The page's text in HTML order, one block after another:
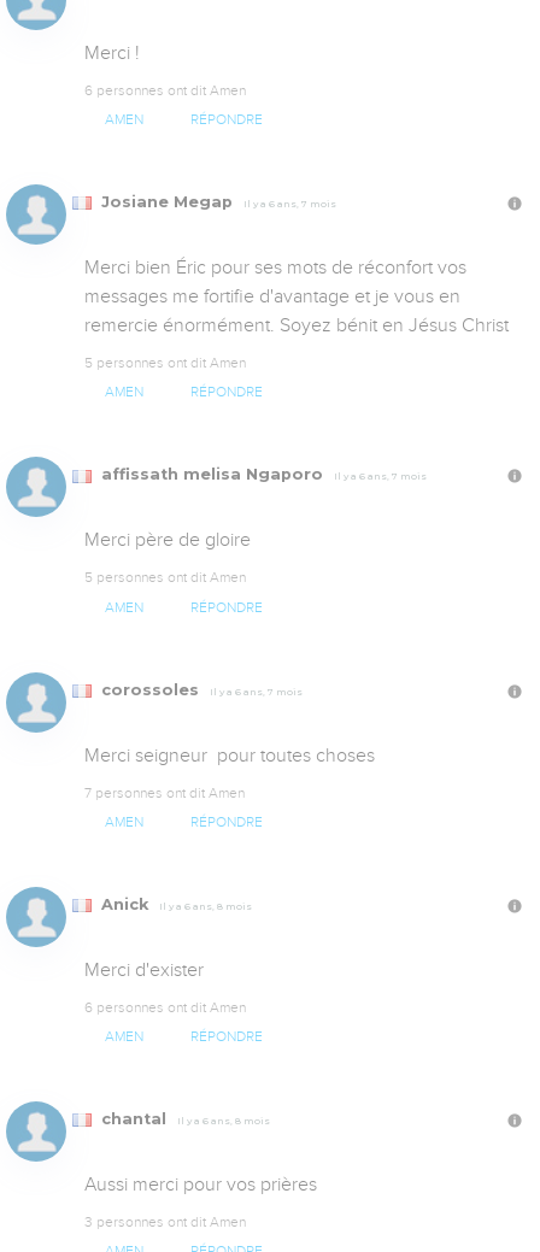
Merci !
6 personnes ont dit Amen
AMEN RÉPONDRE
Josiane Megap Il y a 6 ans, 7 mois
Merci bien Éric pour ses mots de réconfort vos
messages me fortifie d'avantage et je vous en
remercie énormément. Soyez bénit en Jésus Christ
5 personnes ont dit Amen
AMEN RÉPONDRE
affissath melisa Ngaporo Il y a 6 ans, 7 mois
Merci père de gloire
5 personnes ont dit Amen
AMEN RÉPONDRE
corossoles Il y a 6 ans, 7 mois
Merci seigneur  pour toutes choses
7 personnes ont dit Amen
AMEN RÉPONDRE
Anick Il y a 6 ans, 8 mois
Merci d'exister
6 personnes ont dit Amen
AMEN RÉPONDRE
chantal Il y a 6 ans, 8 mois
Aussi merci pour vos prières
3 personnes ont dit Amen